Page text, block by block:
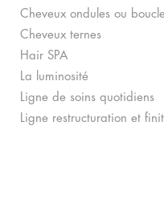
Cheveux ondules ou
Cheveux ternes
Hair SPA
La luminosité
Ligne de soins quotidiens
Ligne restructuration et